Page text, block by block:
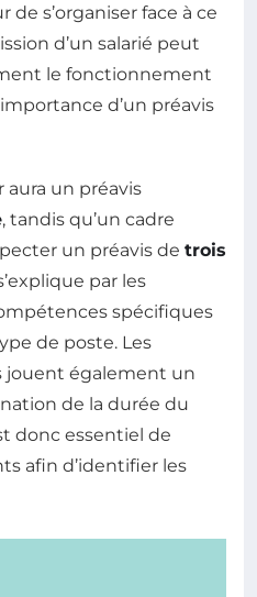
s’organiser face à ce
d’un salarié peut
le fonctionnement
d’un préavis
aura un préavis
, tandis qu’un cadre
un préavis de trois
par les
spécifiques
de poste. Les
jouent également un
de la durée du
donc essentiel de
afin d’identifier les